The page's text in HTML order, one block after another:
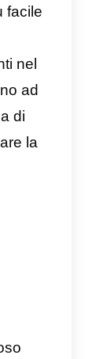
e per
un
e meno
alcuni
efficienti